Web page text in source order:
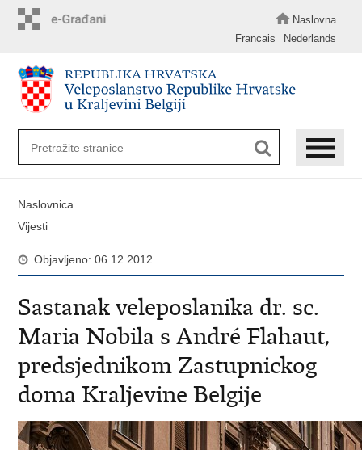
Naslovna
Francais
Nederlands
Naslovnica
Vijesti
Objavljeno: 06.12.2012.
Sastanak veleposlanika dr. sc.
Maria Nobila s André Flahaut,
predsjednikom Zastupnickog
doma Kraljevine Belgije